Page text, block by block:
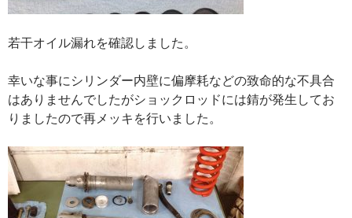
若干オイル漏れを確認しました。
幸いな事にシリンダー内壁に偏摩耗などの致命的な不具合
はありませんでしたがショックロッドには錆が発生してお
りましたので再メッキを行いました。